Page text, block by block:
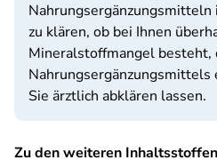
zu klären, ob bei Ihnen
Mineralstoffmangel besteht,
Sie ärztlich abklären lassen.
Zu den weiteren